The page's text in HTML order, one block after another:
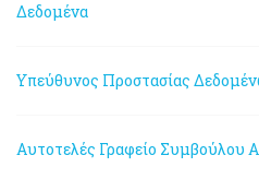
Δεδομένα
Υπεύθυνος Προστασίας
Αυτοτελές Γραφείο Συμβούλου